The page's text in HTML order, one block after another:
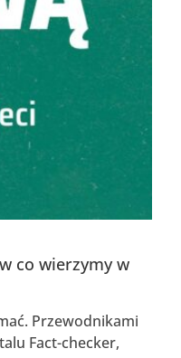
co wierzymy w
Przewodnikami
Fact-checker,